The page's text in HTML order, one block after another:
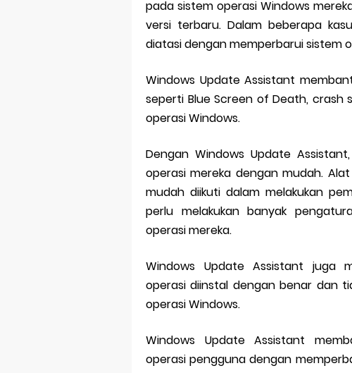
pada sistem operasi Windows
versi terbaru. Dalam beberapa
diatasi dengan memperbarui sistem
Windows Update Assistant
seperti Blue Screen of Death, crash
operasi Windows.
Dengan Windows Update
operasi mereka dengan mudah.
mudah diikuti dalam melakukan
perlu melakukan banyak
operasi mereka.
Windows Update Assistant juga
operasi diinstal dengan benar dan
operasi Windows.
Windows Update Assistant
operasi pengguna dengan